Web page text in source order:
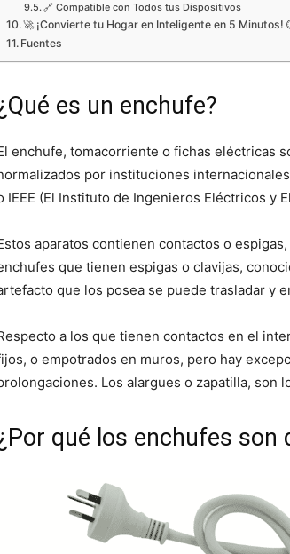
🔗 Compatible con Todos tus Dispositivos
🚀 ¡Convierte tu Hogar en Inteligente en 5 Minutos!
Fuentes
es un enchufe?
enchufe, tomacorriente o fichas eléctricas
por instituciones
IEEE (El Instituto de Ingenieros Eléctricos y
aparatos contienen contactos o
que tienen espigas o clavijas,
que los posea se puede trasladar y
a los que tienen contactos en el
o empotrados en muros, pero hay
Los alargues o zapatilla, son
qué los enchufes son